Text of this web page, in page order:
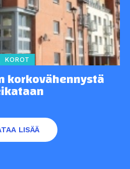
KOROT
korkovähennystä
LISÄÄ